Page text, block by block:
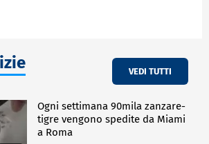
VEDI TUTTI
Ogni settimana 90mila zanzare-
tigre vengono spedite da Miami
a Roma